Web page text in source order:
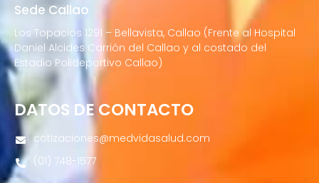
Sede Callao
Los Topacios 1291 – Bellavista, Callao (Frente al Hospital
Daniel Alcides Carrión del Callao y al costado del
Estadio Polideportivo Callao)
DATOS DE CONTACTO
cotizaciones@medvidasalud.com
(01) 748-1577